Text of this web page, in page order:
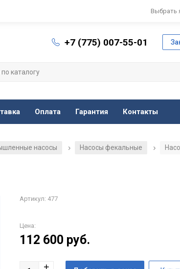
Выбрать
+7 (775) 007-55-01
Оплата Гарантия Контакты
насосы / Насосы фекальные /
Артикул: 477
Цена:
112 600 руб.